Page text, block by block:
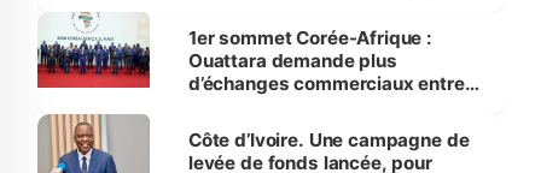
1er sommet Corée-Afrique :
Ouattara demande plus
d’échanges commerciaux entre
Côte d’Ivoire. Une campagne de
levée de fonds lancée, pour